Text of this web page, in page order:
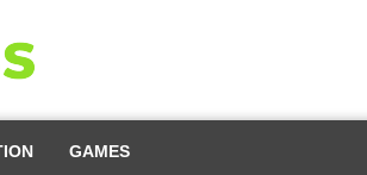
GAMES